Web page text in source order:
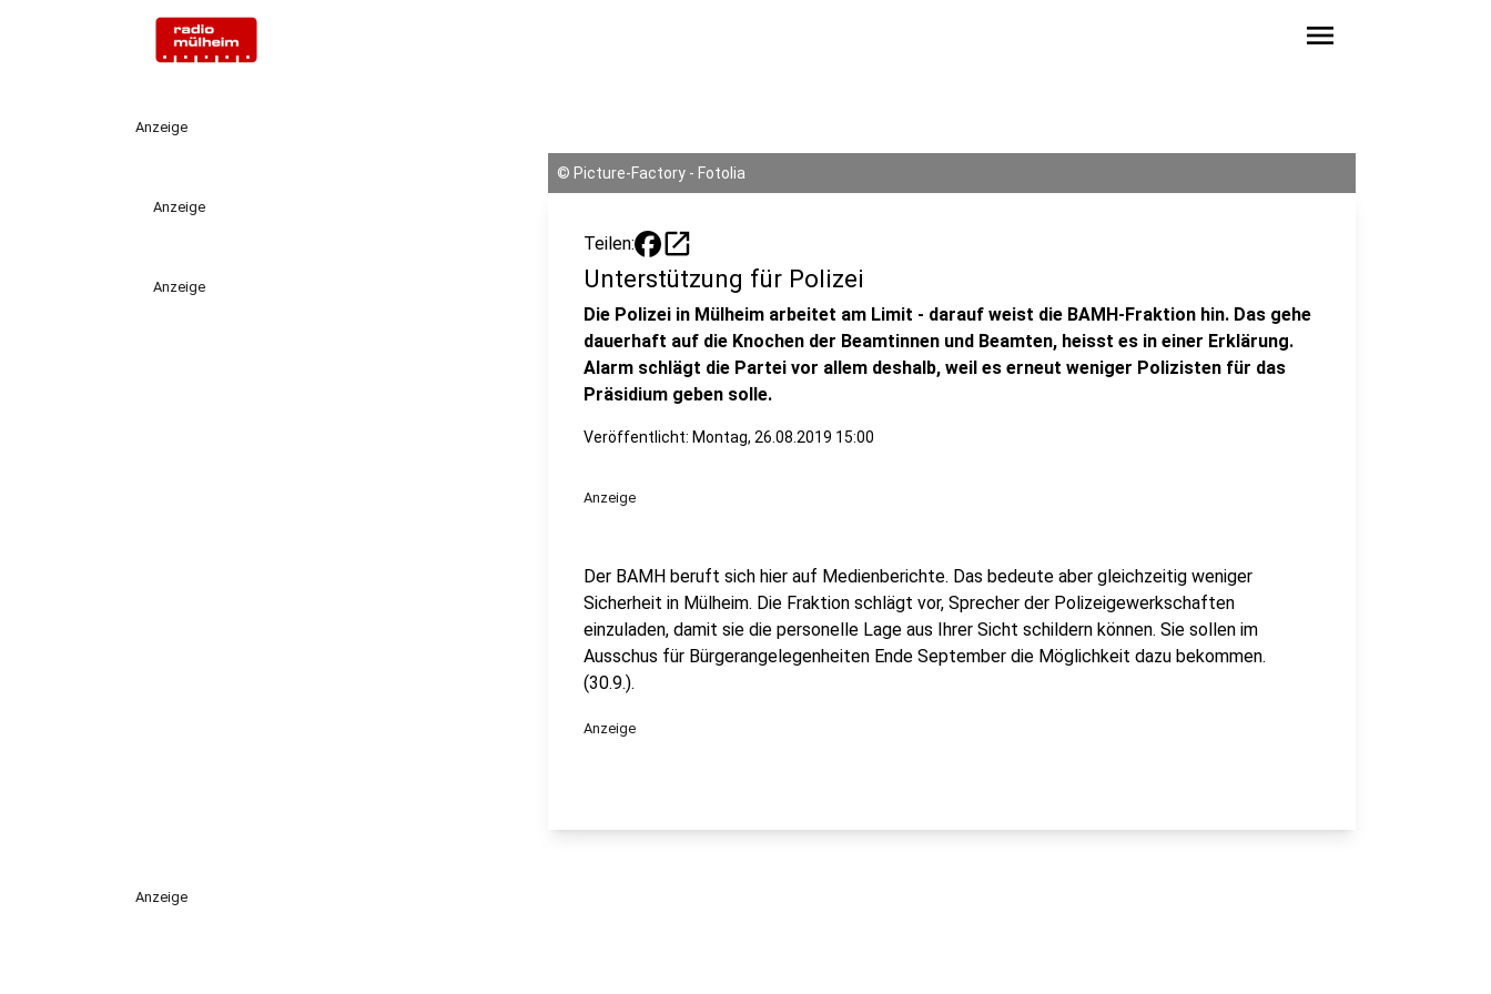
menu
Anzeige
Anzeige
Anzeige
© Picture-Factory - Fotolia
Teilen: open_in_new
Unterstützung für Polizei
Die Polizei in Mülheim arbeitet am Limit - darauf weist die BAMH-Fraktion hin. Das gehe
dauerhaft auf die Knochen der Beamtinnen und Beamten, heisst es in einer Erklärung.
Alarm schlägt die Partei vor allem deshalb, weil es erneut weniger Polizisten für das
Präsidium geben solle.
Veröffentlicht: Montag, 26.08.2019 15:00
Anzeige
Der BAMH beruft sich hier auf Medienberichte. Das bedeute aber gleichzeitig weniger
Sicherheit in Mülheim. Die Fraktion schlägt vor, Sprecher der Polizeigewerkschaften
einzuladen, damit sie die personelle Lage aus Ihrer Sicht schildern können. Sie sollen im
Ausschus für Bürgerangelegenheiten Ende September die Möglichkeit dazu bekommen.
(30.9.).
Anzeige
Anzeige